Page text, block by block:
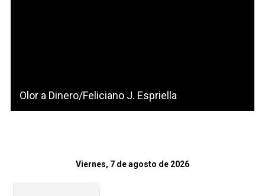
Olor a Dinero/Feliciano J. Espriella
Viernes, 7 de agosto de 2026